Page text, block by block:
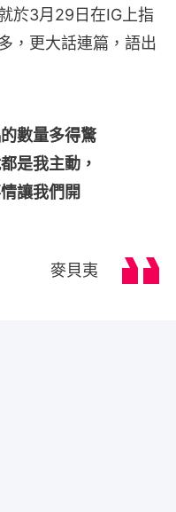
於3月29日在IG上指
，更大話連篇，語出
數量多得驚
是我主動，
讓我們開
麥貝夷